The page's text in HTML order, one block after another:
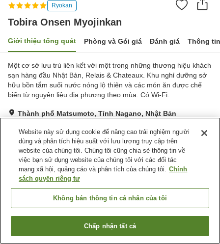
Ryokan
Tobira Onsen Myojinkan
Giới thiệu tổng quát Phòng và Gói giá Đánh giá Thông
Một cơ sở lưu trú liên kết với một trong những thương hiệu khách
sạn hàng đầu Nhật Bản, Relais & Chateaux. Khu nghỉ dưỡng sở
hữu bồn tắm suối nước nóng lộ thiên và các món ăn được chế
biến từ nguyên liệu địa phương theo mùa. Có Wi-Fi.
Thành phố Matsumoto, Tỉnh Nagano, Nhật Bản
Tuyệt vời Đánh giá:89lượt
Tiện nghi chỗ nghỉ
Bãi đỗ xe
Trang chủ Nhật Bản Tỉnh Nagano
Thành phố Matsumoto
Tìm phòng trống
Website này sử dụng cookie để nâng cao trải nghiệm người
dùng và phân tích hiệu suất với lưu lượng truy cập trên
website của chúng tôi. Chúng tôi cũng chia sẻ thông tin về
việc bạn sử dụng website của chúng tôi với các đối tác
mạng xã hội, quảng cáo và phân tích của chúng tôi. Chính
sách quyền riêng tư
Không bán thông tin cá nhân của tôi
Chấp nhận tất cả